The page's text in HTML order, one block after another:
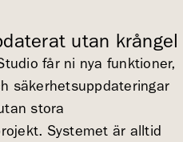
utan krångel
får ni nya funktioner,
säkerhetsuppdateringar
stora
Systemet är alltid